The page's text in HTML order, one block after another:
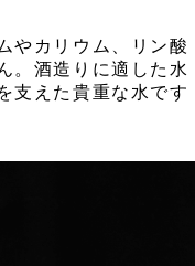
やカリウム、リン酸
。酒造りに適した水
支えた貴重な水です